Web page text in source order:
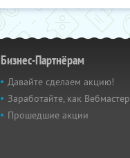
Бизнес-Партнёрам
Давайте сделаем акцию!
Заработайте, как Вебмастер
Прошедшие акции